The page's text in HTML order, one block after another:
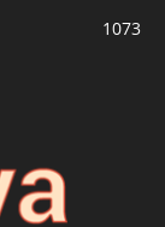
1073